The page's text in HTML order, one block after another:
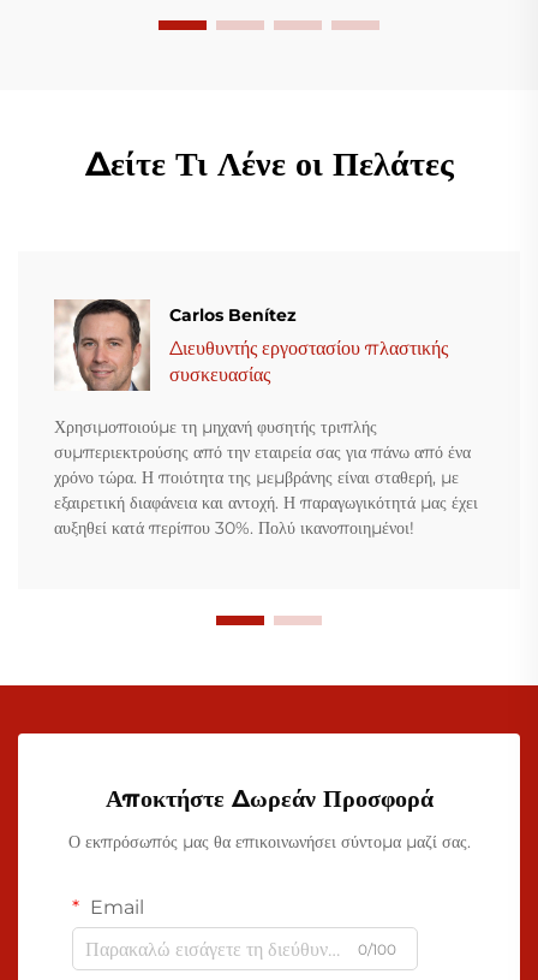
Δείτε Τι Λένε οι Πελάτες
Carlos Benítez
Διευθυντής εργοστασίου πλαστικής
συσκευασίας
Χρησιμοποιούμε τη μηχανή φυσητής τριπλής
συμπεριεκτρούσης από την εταιρεία σας για πάνω από ένα
χρόνο τώρα. Η ποιότητα της μεμβράνης είναι σταθερή, με
εξαιρετική διαφάνεια και αντοχή. Η παραγωγικότητά μας έχει
αυξηθεί κατά περίπου 30%. Πολύ ικανοποιημένοι!
Αποκτήστε Δωρεάν Προσφορά
Ο εκπρόσωπός μας θα επικοινωνήσει σύντομα μαζί σας.
Email
0/100